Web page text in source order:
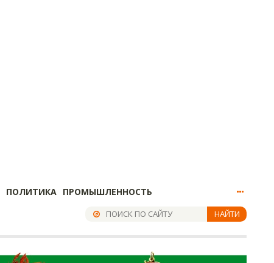
ПОЛИТИКА ПРОМЫШЛЕННОСТЬ
НАЙТИ